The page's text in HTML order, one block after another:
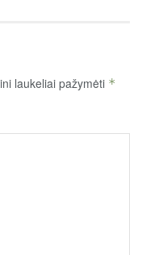
laukeliai pažymėti *